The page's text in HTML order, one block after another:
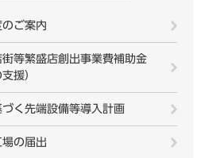
ご案内
等繁盛店創出事業費補助金
援）
く先端設備等導入計画
の届出